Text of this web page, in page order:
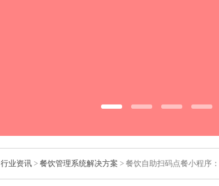
行业资讯 > 餐饮管理系统解决方案 > 餐饮自助扫码点餐小程序